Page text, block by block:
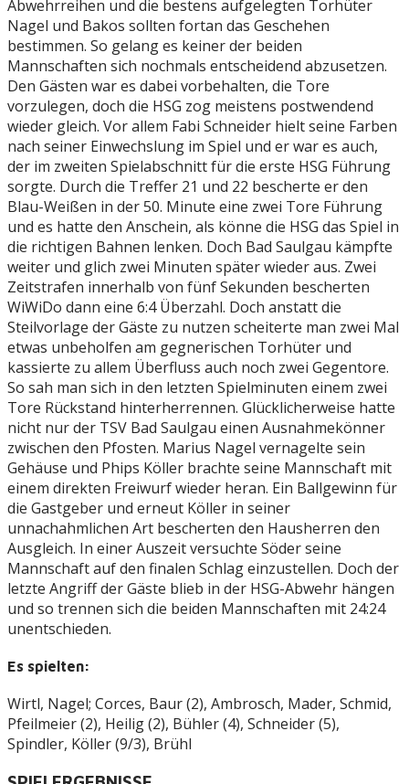
Abwehrreihen und die bestens aufgelegten Torhüter
Nagel und Bakos sollten fortan das Geschehen
bestimmen. So gelang es keiner der beiden
Mannschaften sich nochmals entscheidend abzusetzen.
Den Gästen war es dabei vorbehalten, die Tore
vorzulegen, doch die HSG zog meistens postwendend
wieder gleich. Vor allem Fabi Schneider hielt seine Farben
nach seiner Einwechslung im Spiel und er war es auch,
der im zweiten Spielabschnitt für die erste HSG Führung
sorgte. Durch die Treffer 21 und 22 bescherte er den
Blau-Weißen in der 50. Minute eine zwei Tore Führung
und es hatte den Anschein, als könne die HSG das Spiel in
die richtigen Bahnen lenken. Doch Bad Saulgau kämpfte
weiter und glich zwei Minuten später wieder aus. Zwei
Zeitstrafen innerhalb von fünf Sekunden bescherten
WiWiDo dann eine 6:4 Überzahl. Doch anstatt die
Steilvorlage der Gäste zu nutzen scheiterte man zwei Mal
etwas unbeholfen am gegnerischen Torhüter und
kassierte zu allem Überfluss auch noch zwei Gegentore.
So sah man sich in den letzten Spielminuten einem zwei
Tore Rückstand hinterherrennen. Glücklicherweise hatte
nicht nur der TSV Bad Saulgau einen Ausnahmekönner
zwischen den Pfosten. Marius Nagel vernagelte sein
Gehäuse und Phips Köller brachte seine Mannschaft mit
einem direkten Freiwurf wieder heran. Ein Ballgewinn für
die Gastgeber und erneut Köller in seiner
unnachahmlichen Art bescherten den Hausherren den
Ausgleich. In einer Auszeit versuchte Söder seine
Mannschaft auf den finalen Schlag einzustellen. Doch der
letzte Angriff der Gäste blieb in der HSG-Abwehr hängen
und so trennen sich die beiden Mannschaften mit 24:24
unentschieden.
Es spielten:
Wirtl, Nagel; Corces, Baur (2), Ambrosch, Mader, Schmid,
Pfeilmeier (2), Heilig (2), Bühler (4), Schneider (5),
Spindler, Köller (9/3), Brühl